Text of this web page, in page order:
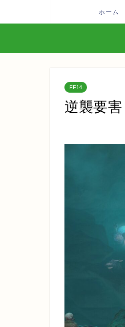
ホーム
FF14
逆襲要